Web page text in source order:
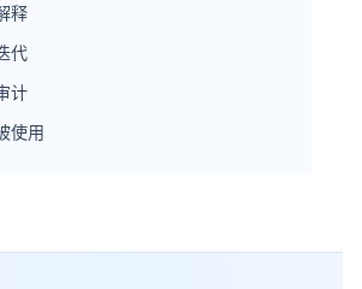
释
代
计
使用